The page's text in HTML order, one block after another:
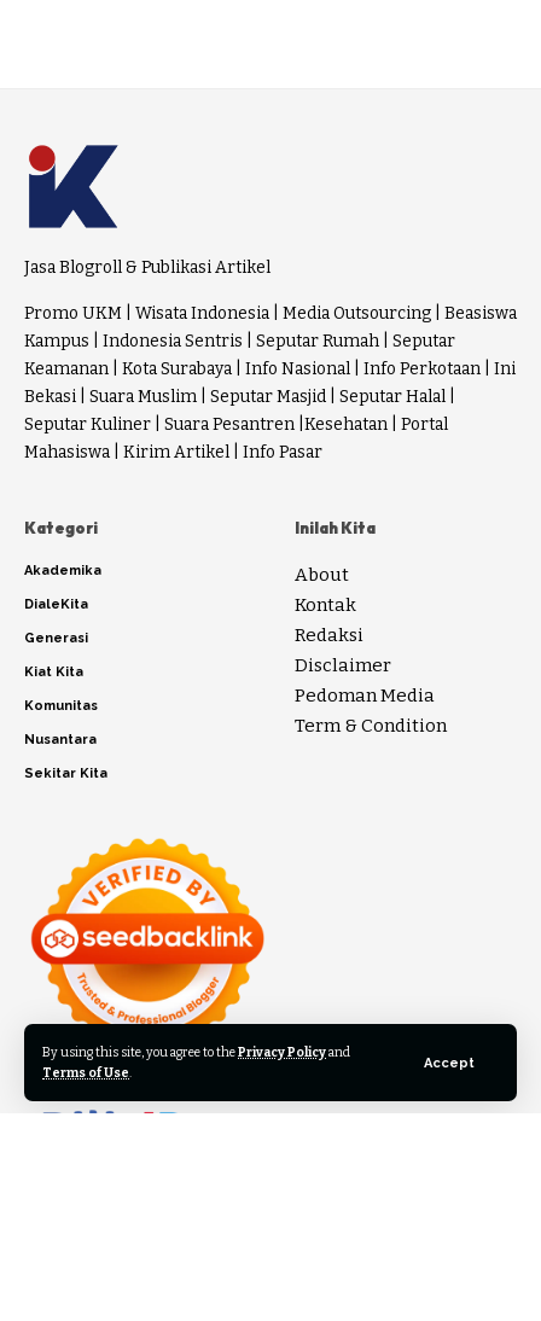
By using this site, you agree to thePrivacy Policyand
Terms of Use.
Accept
Jasa Blogroll & Publikasi Artikel
Promo UKM Wisata Indonesia Media Outsourcing
Beasiswa
Kampus
Indonesia Sentris Seputar Rumah
Seputar
Keamanan
Kota Surabaya Info Nasional Info Perkotaan
Ini
Bekasi
Suara Muslim Seputar Masjid Seputar Halal
Seputar Kuliner
Suara Pesantren Kesehatan
Portal
Mahasiswa
Kirim Artikel Info Pasar
Kategori
Akademika
DialeKita
Generasi
Kiat Kita
Komunitas
Nusantara
Sekitar Kita
Inilah Kita
About
Kontak
Redaksi
Disclaimer
Pedoman Media
Term & Condition